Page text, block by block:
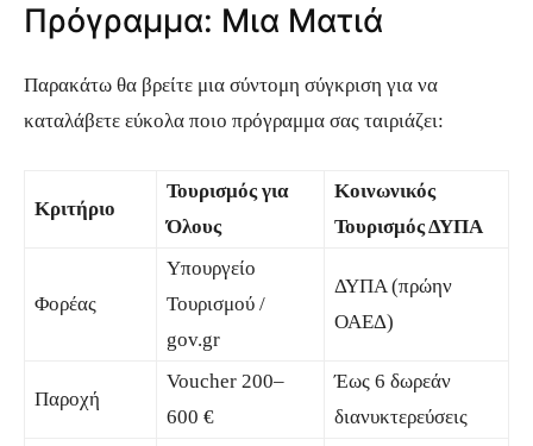
Πρόγραμμα: Μια Ματιά
Παρακάτω θα βρείτε μια σύντομη σύγκριση για να
καταλάβετε εύκολα ποιο πρόγραμμα σας ταιριάζει:
Κριτήριο
Τουρισμός για
Όλους
Κοινωνικός
Τουρισμός ΔΥΠΑ
Φορέας
Υπουργείο
Τουρισμού /
gov.gr
ΔΥΠΑ (πρώην
ΟΑΕΔ)
Παροχή
Voucher 200–
600 €
Έως 6 δωρεάν
διανυκτερεύσεις